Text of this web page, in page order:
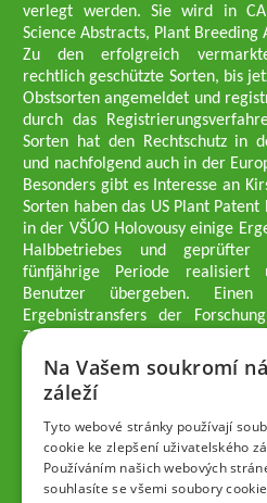
verlegt werden. Sie wird in CA
Science Abstracts, Plant Breeding
Zu den erfolgreich
rechtlich geschützte Sorten, bis
Obstsorten angemeldet und
durch das
Sorten hat den Rechtschutz in
und nachfolgend auch in der
Besonders gibt es Interesse an
Sorten haben das US Plant
in der VŠÚO Holovousy einige
Halbbetriebes und
fünfjährige Periode
Benutzer übergeben.
Ergebnistransfers der
Züchtungsmethodik dar, die an
professionelle Obstzüchter
Geschäftsführer der Gesellschaft
Dipl.-Ing. Tomáš Zmeškal
Dipl.-Ing. Jaroslav Vácha
Gesellschafter
Dipl.-Ing. Jan Blažek, CS c.
Na Vašem soukromí
záleží
Tyto webové stránky používají
cookie ke zlepšení uživatelského
Používáním našich webových
souhlasíte se všemi soubory